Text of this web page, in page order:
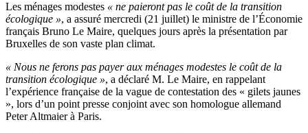
Les ménages modestes « ne paieront pas le coût de la transition
écologique », a assuré mercredi (21 juillet) le ministre de l’Économie
français Bruno Le Maire, quelques jours après la présentation par
Bruxelles de son vaste plan climat.
« Nous ne ferons pas payer aux ménages modestes le coût de la
transition écologique », a déclaré M. Le Maire, en rappelant
l’expérience française de la vague de contestation des « gilets jaunes
», lors d’un point presse conjoint avec son homologue allemand
Peter Altmaier à Paris.